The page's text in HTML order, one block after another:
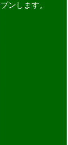
ンします。